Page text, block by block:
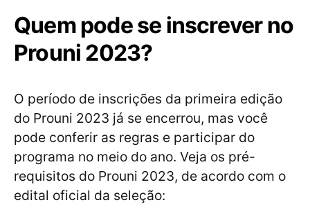
Quem pode se inscrever no
Prouni 2023?
O período de inscrições da primeira edição
do Prouni 2023 já se encerrou, mas você
pode conferir as regras e participar do
programa no meio do ano. Veja os pré-
requisitos do Prouni 2023, de acordo com o
edital oficial da seleção: